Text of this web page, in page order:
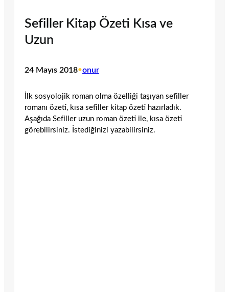
Sefiller Kitap Özeti Kısa ve
Uzun
24 Mayıs 2018•onur
İlk sosyolojik roman olma özelliği taşıyan sefiller
romanı özeti, kısa sefiller kitap özeti hazırladık.
Aşağıda Sefiller uzun roman özeti ile, kısa özeti
görebilirsiniz. İstediğinizi yazabilirsiniz.